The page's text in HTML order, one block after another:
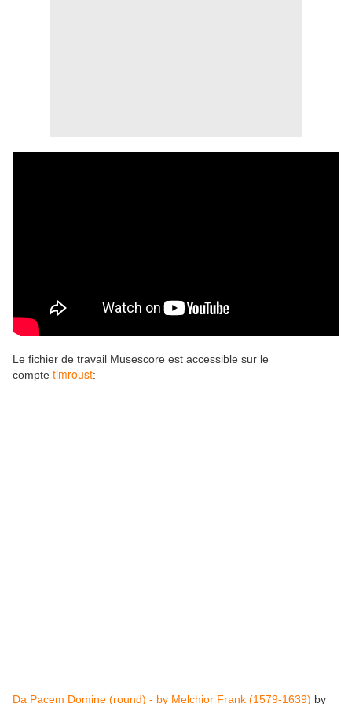
Le fichier de travail Musescore est accessible sur le
compte timroust:
Da Pacem Domine (round) - by Melchior Frank (1579-1639) by